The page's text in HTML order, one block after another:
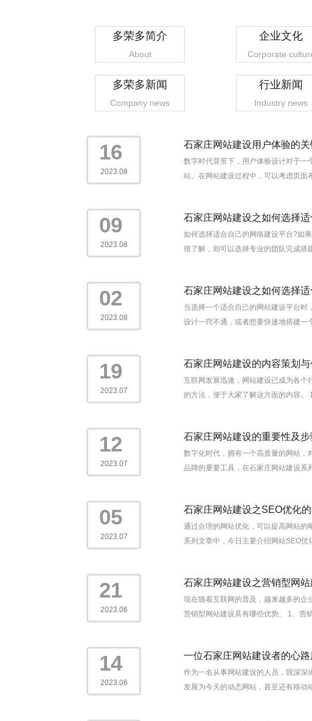
多荣多简介
About
企业文化
Corporate
多荣多新闻
Company news
行业新闻
Industry news
16
2023.08
石家庄网站建设用户体验的
数字时代背景下，用户体验设计对于一
站。在网站建设过程中，可以考虑页面
09
2023.08
石家庄网站建设之如何选择
如何选择适合自己的网络建设平台?如
很了解，则可以选择专业的团队完成搭
02
2023.08
石家庄网站建设之如何选择
当选择一个适合自己的网站建设平台
设计一窍不通，或者想要快速地搭建一
19
2023.07
石家庄网站建设的内容策划
互联网发展迅速，网站建设已成为各个
的方法，便于大家了解这方面的内容。
12
2023.07
石家庄网站建设的重要性及步
数字化时代，拥有一个高质量的网站，
品牌的重要工具，在石家庄网站建设系
05
2023.07
石家庄网站建设之SEO优化
通过合理的网站优化，可以提高网站的
系列文章中，今日主要介绍网站SEO优
21
2023.06
石家庄网站建设之营销型网
现在随着互联网的普及，越来越多的企
营销型网站建设具有哪些优势。 1、营
14
2023.06
一位石家庄网站建设者的心路
作为一名从事网站建设的人员，我深深
发展为今天的动态网站，甚至还有移动